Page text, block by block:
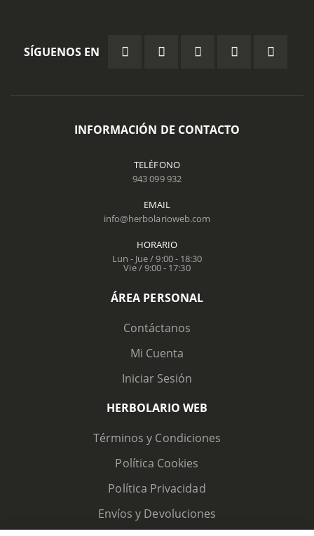
SÍGUENOS EN
INFORMACIÓN DE CONTACTO
TELÉFONO
943 099 932
EMAIL
info@herbolarioweb.com
HORARIO
Lun - Jue / 9:00 - 18:30
Vie / 9:00 - 17:30
ÁREA PERSONAL
Contáctanos
Mi Cuenta
Iniciar Sesión
HERBOLARIO WEB
Términos y Condiciones
Política Cookies
Política Privacidad
Envíos y Devoluciones